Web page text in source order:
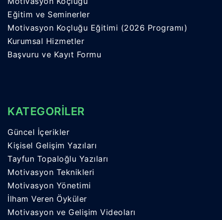
Eğitim ve Seminerler
Motivasyon Koçluğu Eğitimi (2026 Programı)
Kurumsal Hizmetler
Başvuru ve Kayıt Formu
KATEGORİLER
Güncel İçerikler
Kişisel Gelişim Yazıları
Tayfun Topaloğlu Yazıları
Motivasyon Teknikleri
Motivasyon Yönetimi
İlham Veren Öyküler
Motivasyon ve Gelişim Videoları